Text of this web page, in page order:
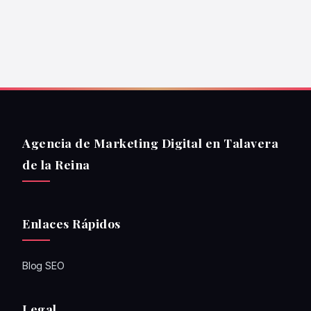
Agencia de Marketing Digital en Talavera
de la Reina
Enlaces Rápidos
Blog SEO